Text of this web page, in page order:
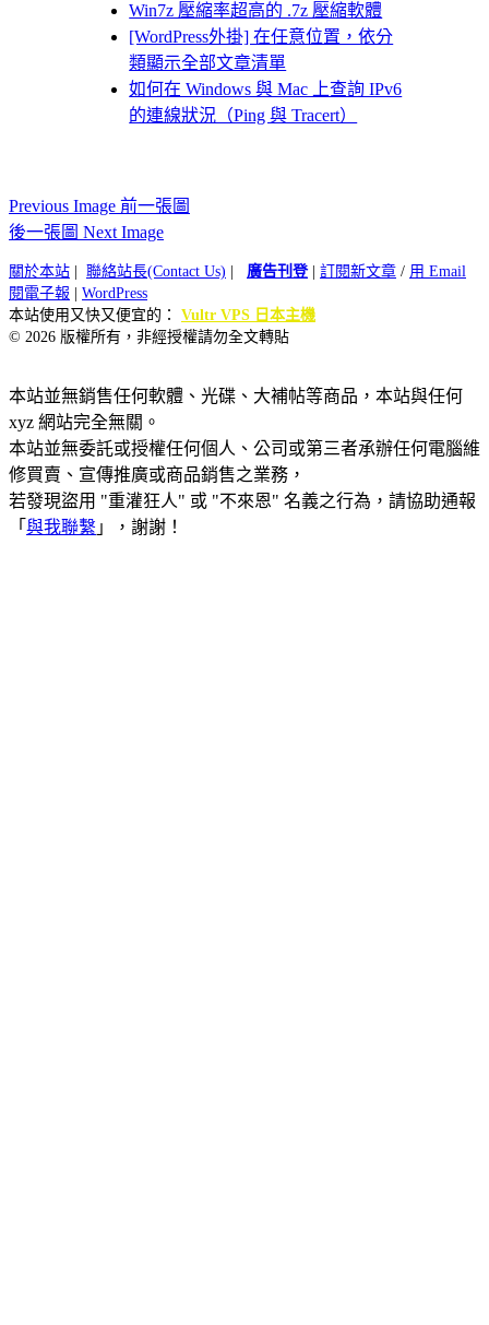
Win7z 壓縮率超高的 .7z 壓縮軟體
[WordPress外掛] 在任意位置，依分
類顯示全部文章清單
如何在 Windows 與 Mac 上查詢 IPv6
的連線狀況（Ping 與 Tracert）
Previous Image 前一張圖
後一張圖 Next Image
關於本站 聯絡站長(Contact Us) 廣告刊登| 訂閱新文章 / 用 Email
閱電子報
WordPress
本站使用又快又便宜的： Vultr VPS 日本主機
© 2026 版權所有，非經授權請勿全文轉貼
本站並無銷售任何軟體、光碟、大補帖等商品，本站與任何
xyz 網站完全無關。
本站並無委託或授權任何個人、公司或第三者承辦任何電腦維
修買賣、宣傳推廣或商品銷售之業務，
若發現盜用 "重灌狂人" 或 "不來恩" 名義之行為，請協助通報
「 與我聯繫 」，謝謝！